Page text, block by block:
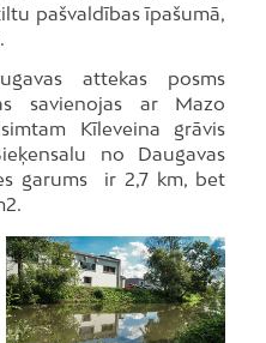
pašvaldības īpašumā,
attekas posms
savienojas ar Mazo
Kīleveina grāvis
no Daugavas
garums ir 2,7 km, bet